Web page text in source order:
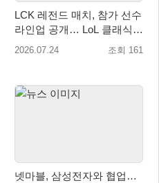
LCK 레전드 매치, 참가 선수
라인업 공개… LoL 클래식으
로 맞대결
2026.07.24 조회 161
넷마블, 삼성전자와 협업…